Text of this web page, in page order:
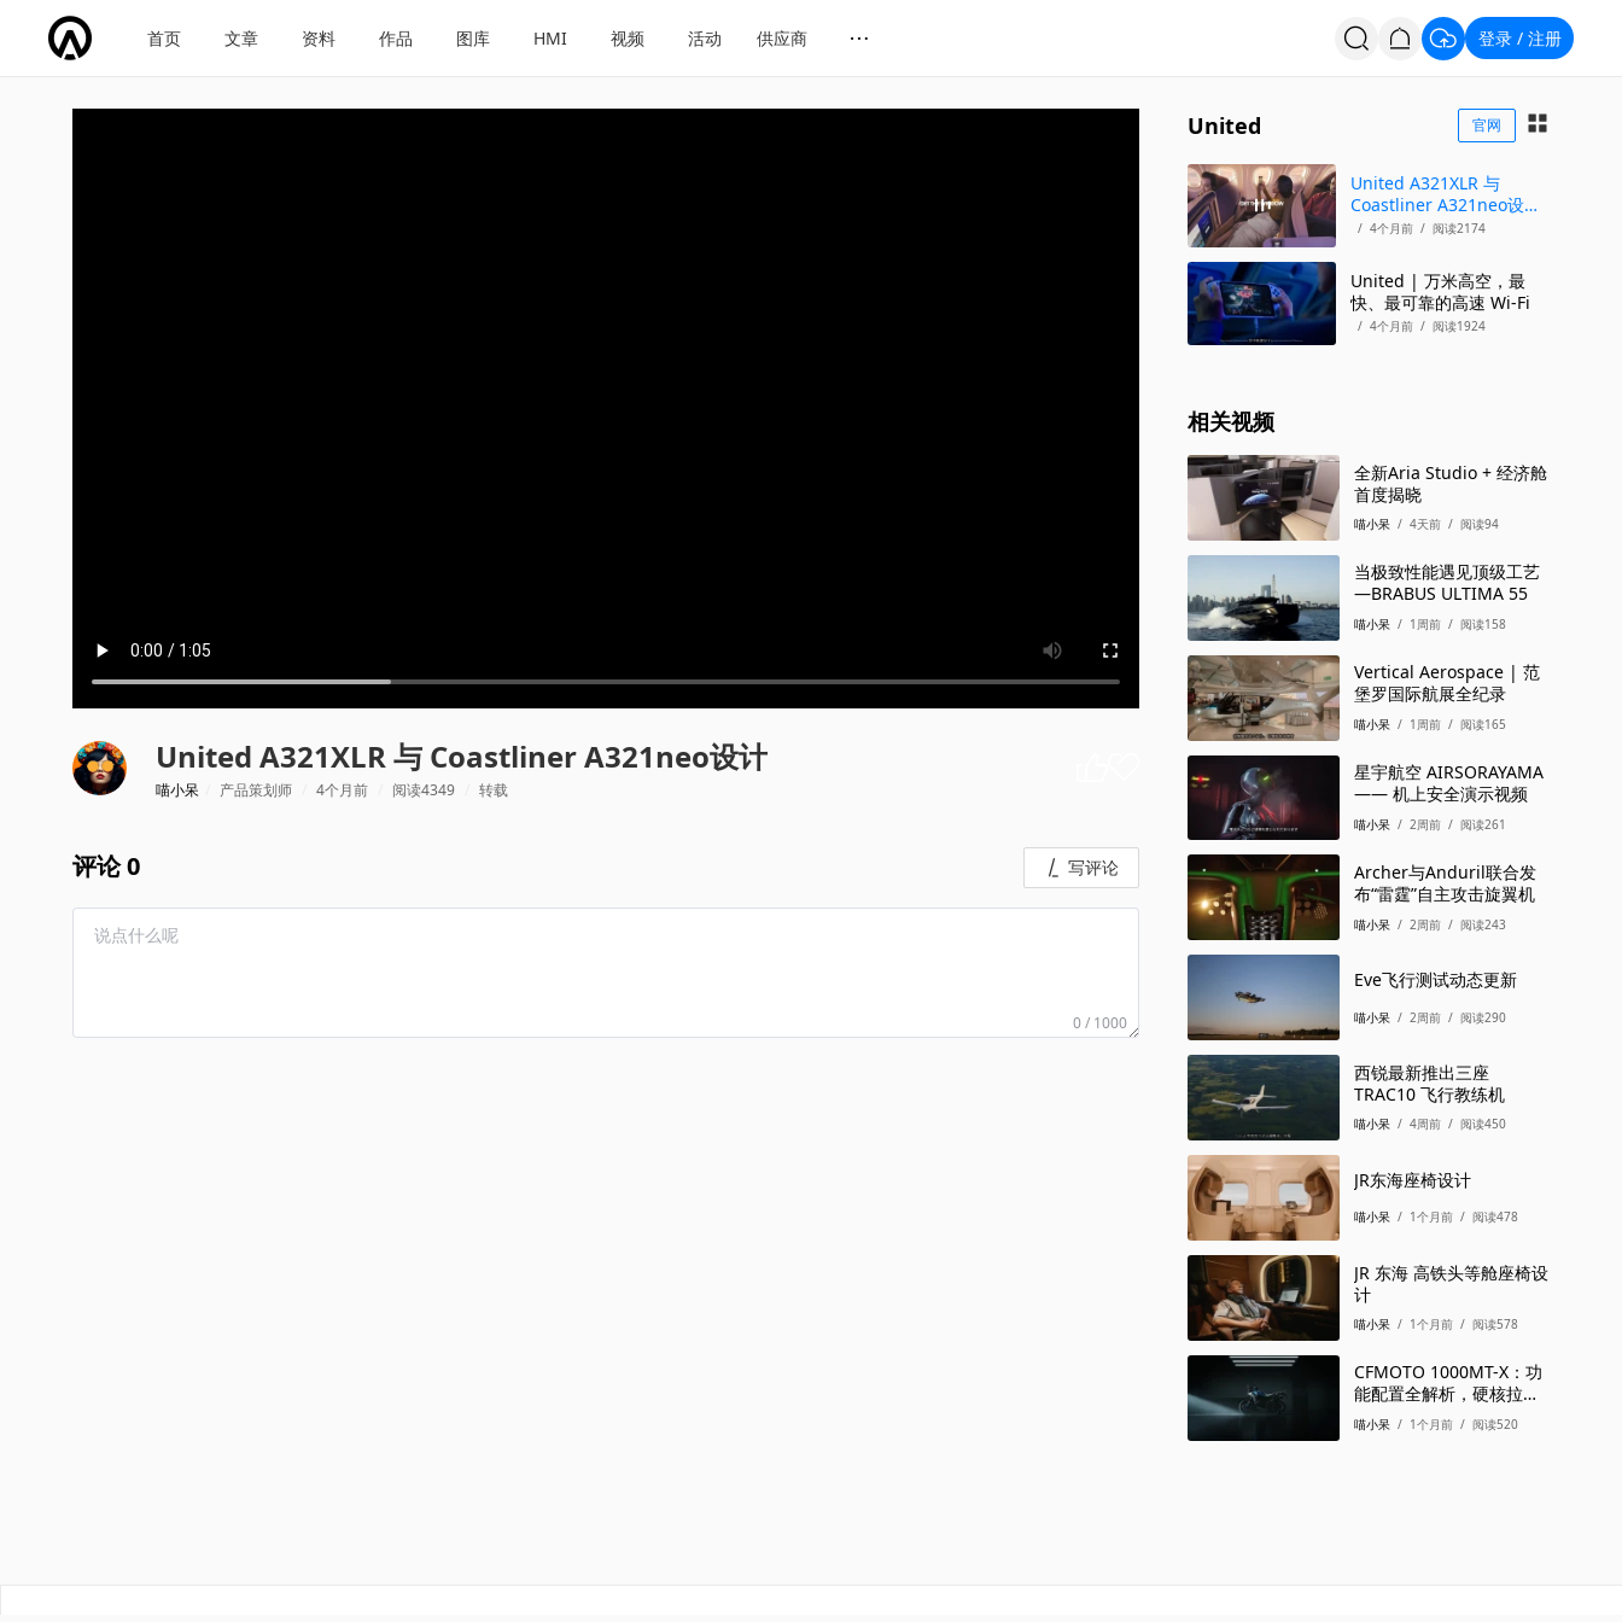
首页 文章 资料 作品 图库 HMI 视频 活动 供应商 登录 / 注册
United A321XLR 与 Coastliner A321neo设计
喵小呆 产品策划师 4个月前 阅读4349 转载
评论 0 写评论
0 / 1000
United 官网
United A321XLR 与
Coastliner A321neo设
计/ 4个月前 / 阅读2174
United | 万米高空，最
快、最可靠的高速 Wi-Fi
/ 4个月前 / 阅读1924
相关视频
全新Aria Studio + 经济舱
首度揭晓
喵小呆 / 4天前 / 阅读94
当极致性能遇见顶级工艺
—BRABUS ULTIMA 55
喵小呆 / 1周前 / 阅读158
Vertical Aerospace | 范
堡罗国际航展全纪录
喵小呆 / 1周前 / 阅读165
星宇航空 AIRSORAYAMA
—— 机上安全演示视频
喵小呆 / 2周前 / 阅读261
Archer与Anduril联合发
布“雷霆”自主攻击旋翼机
喵小呆 / 2周前 / 阅读243
Eve飞行测试动态更新
喵小呆 / 2周前 / 阅读290
西锐最新推出三座
TRAC10 飞行教练机
喵小呆 / 4周前 / 阅读450
JR东海座椅设计
喵小呆 / 1个月前 / 阅读478
JR 东海 高铁头等舱座椅设
计
喵小呆 / 1个月前 / 阅读578
CFMOTO 1000MT-X：功
能配置全解析，硬核拉力
该有的样子
喵小呆 / 1个月前 / 阅读520